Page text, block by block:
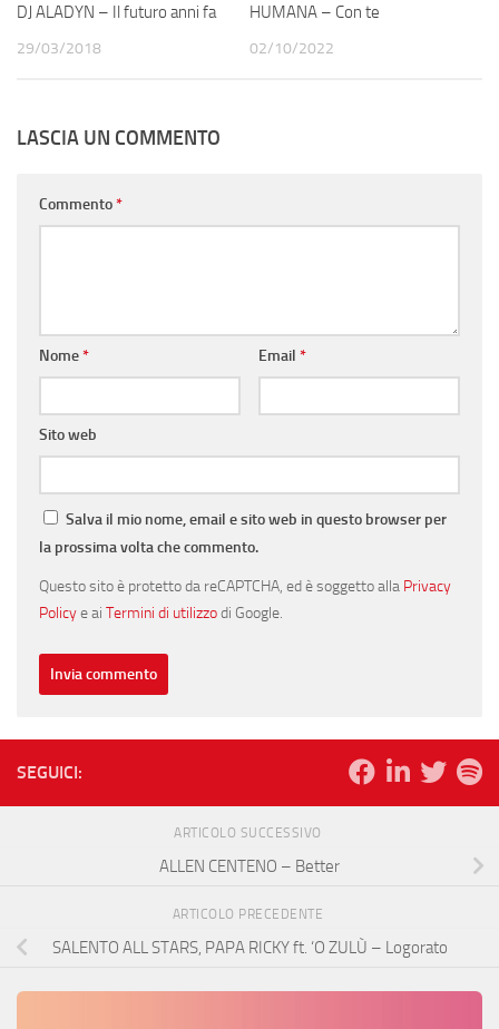
DJ ALADYN – Il futuro anni fa
29/03/2018
HUMANA – Con te
02/10/2022
LASCIA UN COMMENTO
Commento*
Nome* Email *
Sito web
Salva il mio nome, email e sito web in questo browser per
la prossima volta che commento.
Questo sito è protetto da reCAPTCHA, ed è soggetto alla Privacy
Policye ai Termini di utilizzodi Google.
SEGUICI:
ARTICOLO SUCCESSIVO
ALLEN CENTENO – Better
ARTICOLO PRECEDENTE
SALENTO ALL STARS, PAPA RICKY ft. ‘O ZULÙ – Logorato